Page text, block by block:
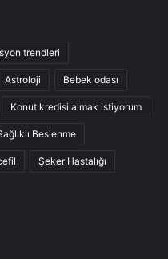
trendleri
Astroloji Bebek odası
Konut kredisi almak istiyorum
Beslenme
Şeker Hastalığı